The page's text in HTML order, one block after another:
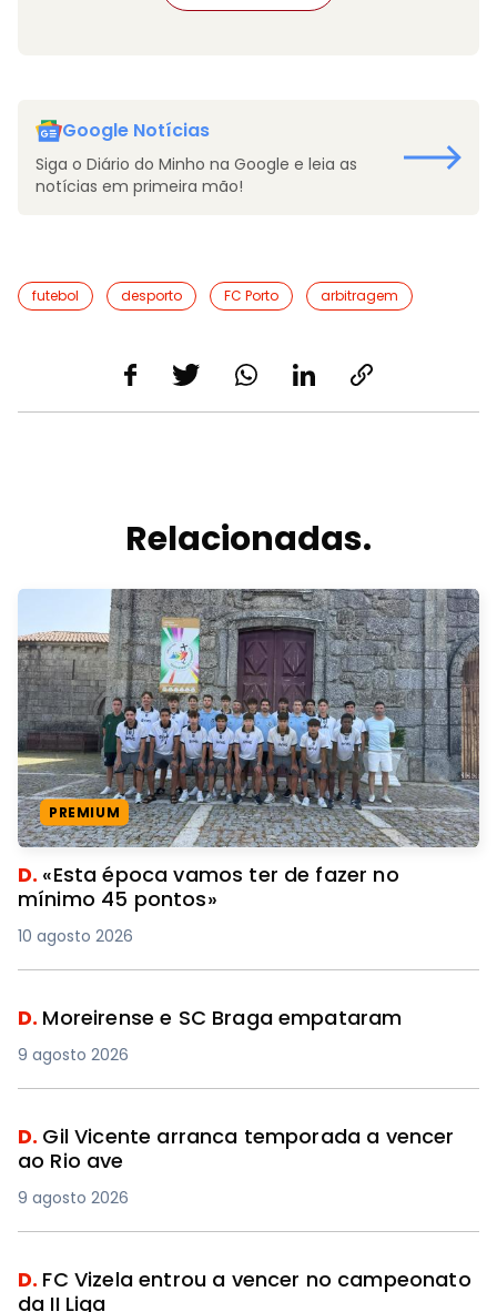
Google Notícias
Siga o Diário do Minho na Google e leia as
notícias em primeira mão!
futebol desporto FC Porto arbitragem
Relacionadas.
PREMIUM
D. «Esta época vamos ter de fazer no
mínimo 45 pontos»
10 agosto 2026
D. Moreirense e SC Braga empataram
9 agosto 2026
D. Gil Vicente arranca temporada a vencer
ao Rio ave
9 agosto 2026
D. FC Vizela entrou a vencer no campeonato
da II Liga